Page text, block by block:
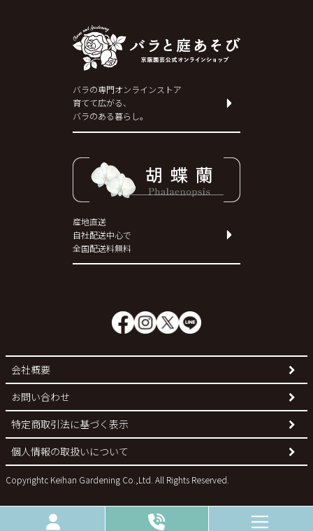
バラの専門オンラインストア
育てて広がる、
バラのある暮らし。
産地直送
自社配送中心で
全国配送料無料
会社概要
お問い合わせ
特定商取引法に基づく表示
個人情報の取扱いについて
Copyrightc Keihan Gardening Co.,Ltd. All Rights Reserved.